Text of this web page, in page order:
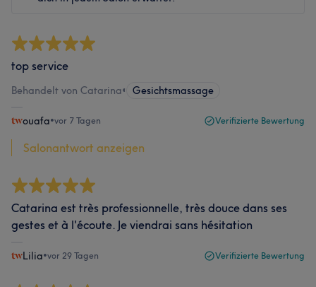
top service
Behandelt von Catarina• Gesichtsmassage
ouafa•vor 7 Tagen Verifizierte Bewertung
Salonantwort anzeigen
Catarina est très professionnelle, très douce dans ses
gestes et à l'écoute. Je viendrai sans hésitation
Lilia•vor 29 Tagen Verifizierte Bewertung